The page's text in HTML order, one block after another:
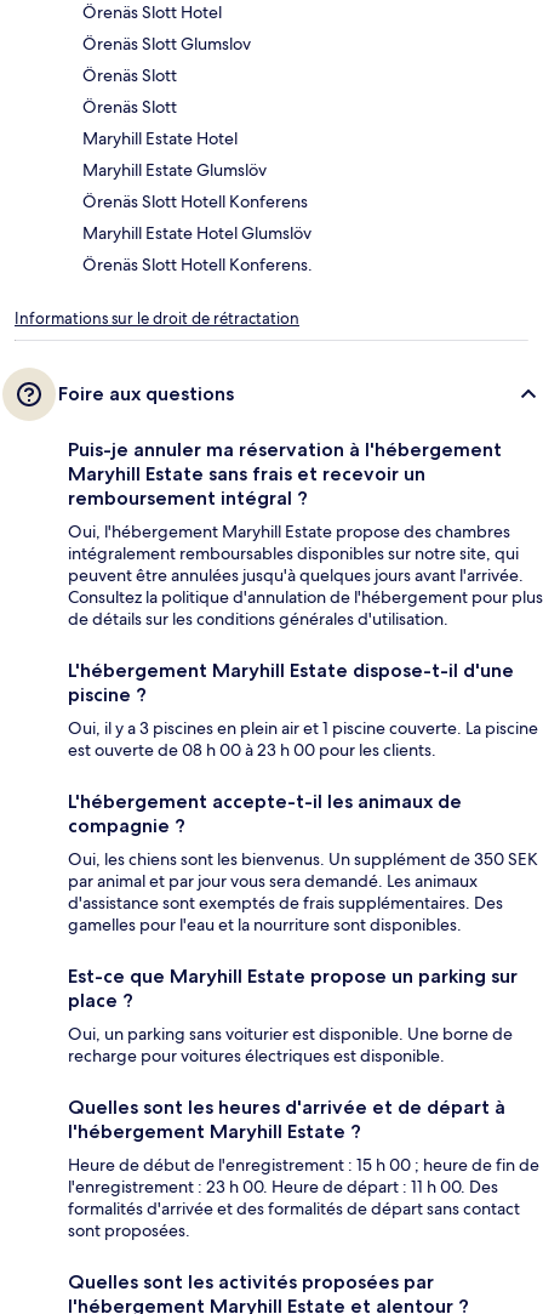
Örenäs Slott Hotel
Örenäs Slott Glumslov
Örenäs Slott
Örenäs Slott
Maryhill Estate Hotel
Maryhill Estate Glumslöv
Örenäs Slott Hotell Konferens
Maryhill Estate Hotel Glumslöv
Örenäs Slott Hotell Konferens.
Informations sur le droit de rétractation
Foire aux questions
Puis-je annuler ma réservation à l'hébergement
Maryhill Estate sans frais et recevoir un
remboursement intégral ?
Oui, l'hébergement Maryhill Estate propose des chambres
intégralement remboursables disponibles sur notre site, qui
peuvent être annulées jusqu'à quelques jours avant l'arrivée.
Consultez la politique d'annulation de l'hébergement pour plus
de détails sur les conditions générales d'utilisation.
L'hébergement Maryhill Estate dispose-t-il d'une
piscine ?
Oui, il y a 3 piscines en plein air et 1 piscine couverte. La piscine
est ouverte de 08 h 00 à 23 h 00 pour les clients.
L'hébergement accepte-t-il les animaux de
compagnie ?
Oui, les chiens sont les bienvenus. Un supplément de 350 SEK
par animal et par jour vous sera demandé. Les animaux
d'assistance sont exemptés de frais supplémentaires. Des
gamelles pour l'eau et la nourriture sont disponibles.
Est-ce que Maryhill Estate propose un parking sur
place ?
Oui, un parking sans voiturier est disponible. Une borne de
recharge pour voitures électriques est disponible.
Quelles sont les heures d'arrivée et de départ à
l'hébergement Maryhill Estate ?
Heure de début de l'enregistrement : 15 h 00 ; heure de fin de
l'enregistrement : 23 h 00. Heure de départ : 11 h 00. Des
formalités d'arrivée et des formalités de départ sans contact
sont proposées.
Quelles sont les activités proposées par
l'hébergement Maryhill Estate et alentour ?